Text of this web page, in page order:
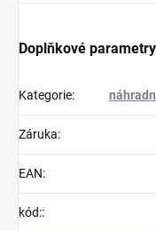
Doplňkové parametry
Kategorie:
Záruka:
EAN:
kód::